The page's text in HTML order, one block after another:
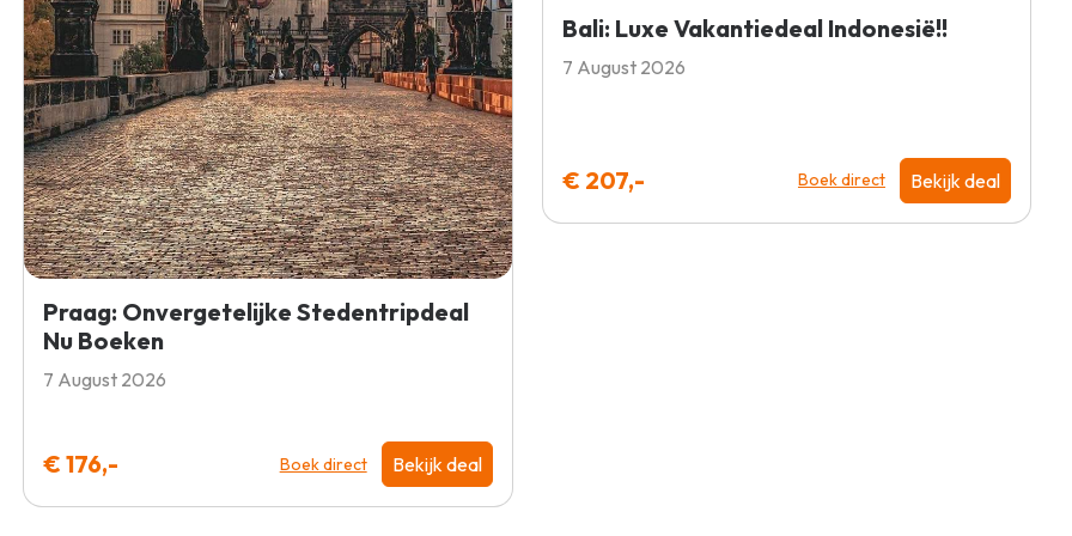
Praag: Onvergetelijke Stedentripdeal
Nu Boeken
7 August 2026
€ 176,- Boek direct Bekijk deal
Bali: Luxe Vakantiedeal Indonesië!!
7 August 2026
€ 207,- Boek direct Bekijk deal